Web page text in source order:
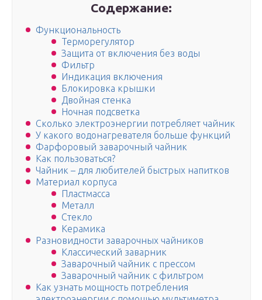
Содержание:
Функциональность
Терморегулятор
Защита от включения без воды
Фильтр
Индикация включения
Блокировка крышки
Двойная стенка
Ночная подсветка
Сколько электроэнергии потребляет чайник
У какого водонагревателя больше функций
Фарфоровый заварочный чайник
Как пользоваться?
Чайник – для любителей быстрых напитков
Материал корпуса
Пластмасса
Металл
Стекло
Керамика
Разновидности заварочных чайников
Классический заварник
Заварочный чайник с прессом
Заварочный чайник с фильтром
Как узнать мощность потребления